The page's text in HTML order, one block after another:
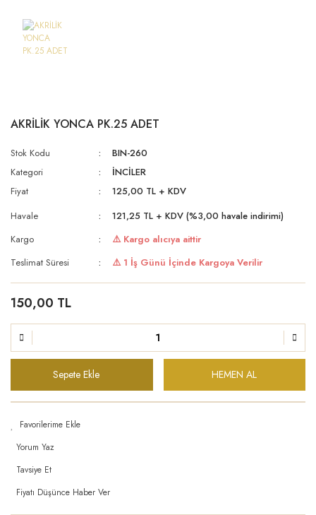
AKRİLİK YONCA PK.25 ADET
Stok Kodu
BIN-260
Kategori
İNCİLER
Fiyat
125,00 TL + KDV
Havale
121,25 TL + KDV (%3,00 havale indirimi)
Kargo
⚠️ Kargo alıcıya aittir
Teslimat Süresi
⚠️ 1 İş Günü İçinde Kargoya Verilir
150,00 TL
Sepete Ekle HEMEN AL
Yorum Yaz
Tavsiye Et
Fiyatı Düşünce Haber Ver